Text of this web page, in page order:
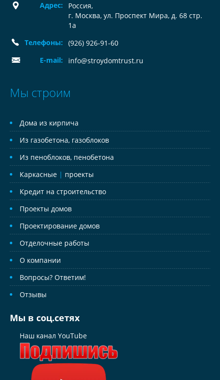
Адрес: Россия,
г. Москва, ул. Проспект Мира, д. 68 стр.
1а
Телефоны:
(926) 926-91-60
E-mail:
info@stroydomtrust.ru
Мы строим
Дома из кирпича
Из газобетона, газоблоков
Из пеноблоков, пенобетона
Каркасные | проекты
Кредит на строительство
Проекты домов
Проектирование домов
Отделочные работы
О компании
Вопросы? Ответим!
Отзывы
Мы в соц.сетях
Наш канал YouTube